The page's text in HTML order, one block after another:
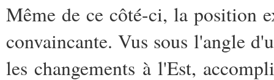
Même de ce côté-ci, la position
convaincante. Vus sous l'angle
les changements à l'Est,